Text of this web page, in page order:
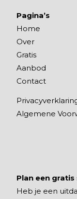
Pagina’s
Home
Over
Gratis
Aanbod
Contact
Algemene
Plan een
Heb je een